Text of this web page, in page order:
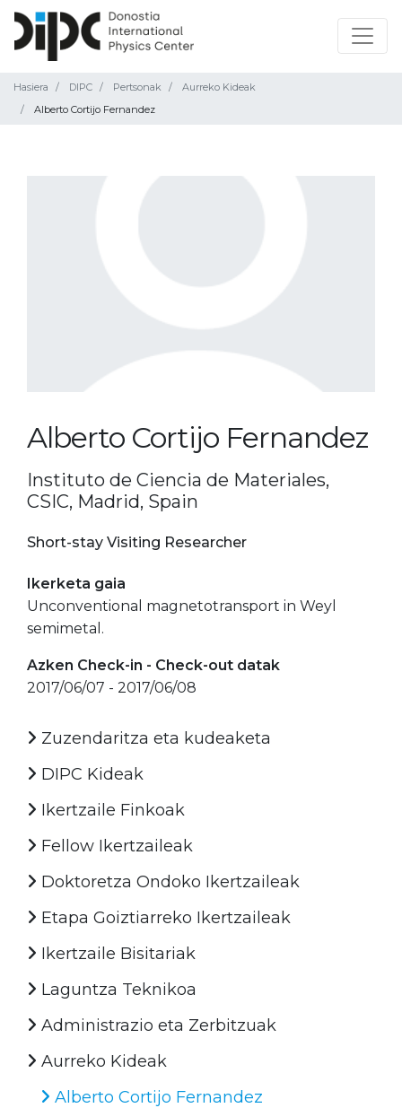
Hasiera DIPC Pertsonak
Aurreko Kideak
Alberto Cortijo Fernandez
Alberto Cortijo Fernandez
Instituto de Ciencia de Materiales,
CSIC, Madrid, Spain
Short-stay Visiting Researcher
Ikerketa gaia
Unconventional magnetotransport in Weyl
semimetal.
Azken Check-in - Check-out datak
2017/06/07 - 2017/06/08
Zuzendaritza eta kudeaketa
DIPC Kideak
Ikertzaile Finkoak
Fellow Ikertzaileak
Doktoretza Ondoko Ikertzaileak
Etapa Goiztiarreko Ikertzaileak
Ikertzaile Bisitariak
Laguntza Teknikoa
Administrazio eta Zerbitzuak
Aurreko Kideak
Alberto Cortijo Fernandez